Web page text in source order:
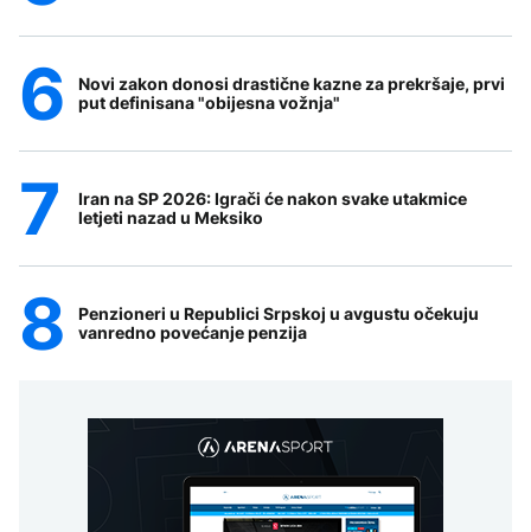
Novi zakon donosi drastične kazne za prekršaje, prvi
put definisana "obijesna vožnja"
Iran na SP 2026: Igrači će nakon svake utakmice
letjeti nazad u Meksiko
Penzioneri u Republici Srpskoj u avgustu očekuju
vanredno povećanje penzija